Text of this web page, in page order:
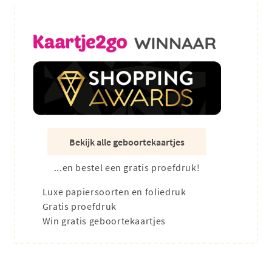
Bekijk alle geboortekaartjes
...en bestel een gratis proefdruk!
Luxe papiersoorten en foliedruk
Gratis proefdruk
Win gratis geboortekaartjes